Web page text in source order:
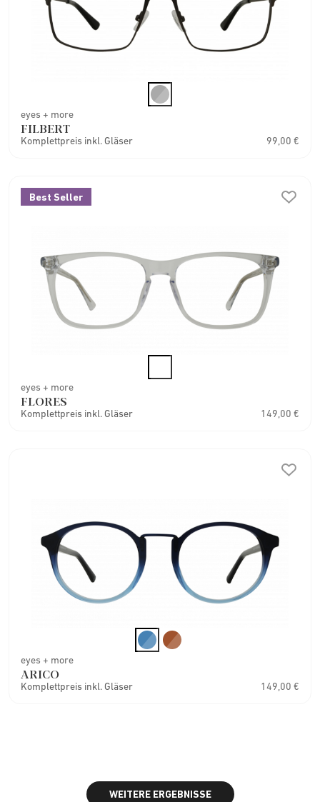
eyes + more
FILBERT
Komplettpreis inkl. Gläser 99,00 €
Best Seller
eyes + more
FLORES
Komplettpreis inkl. Gläser 149,00 €
eyes + more
ARICO
Komplettpreis inkl. Gläser 149,00 €
WEITERE ERGEBNISSE